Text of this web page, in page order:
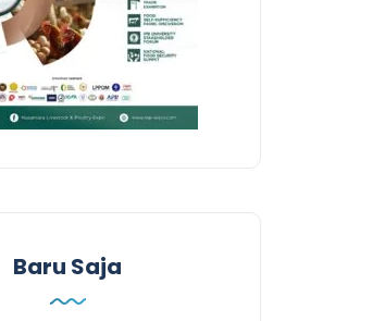
Baru Saja